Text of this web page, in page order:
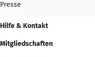
Presse
Hilfe & Kontakt
Mitgliedschaften